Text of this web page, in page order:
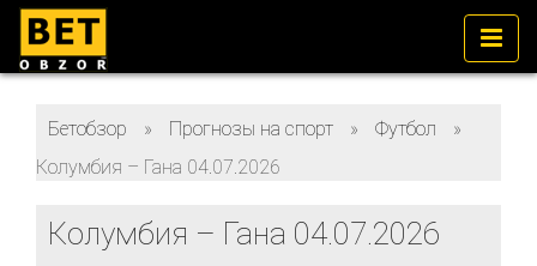
Бетобзор » Прогнозы на спорт » Футбол
»
Колумбия – Гана 04.07.2026
Колумбия – Гана 04.07.2026